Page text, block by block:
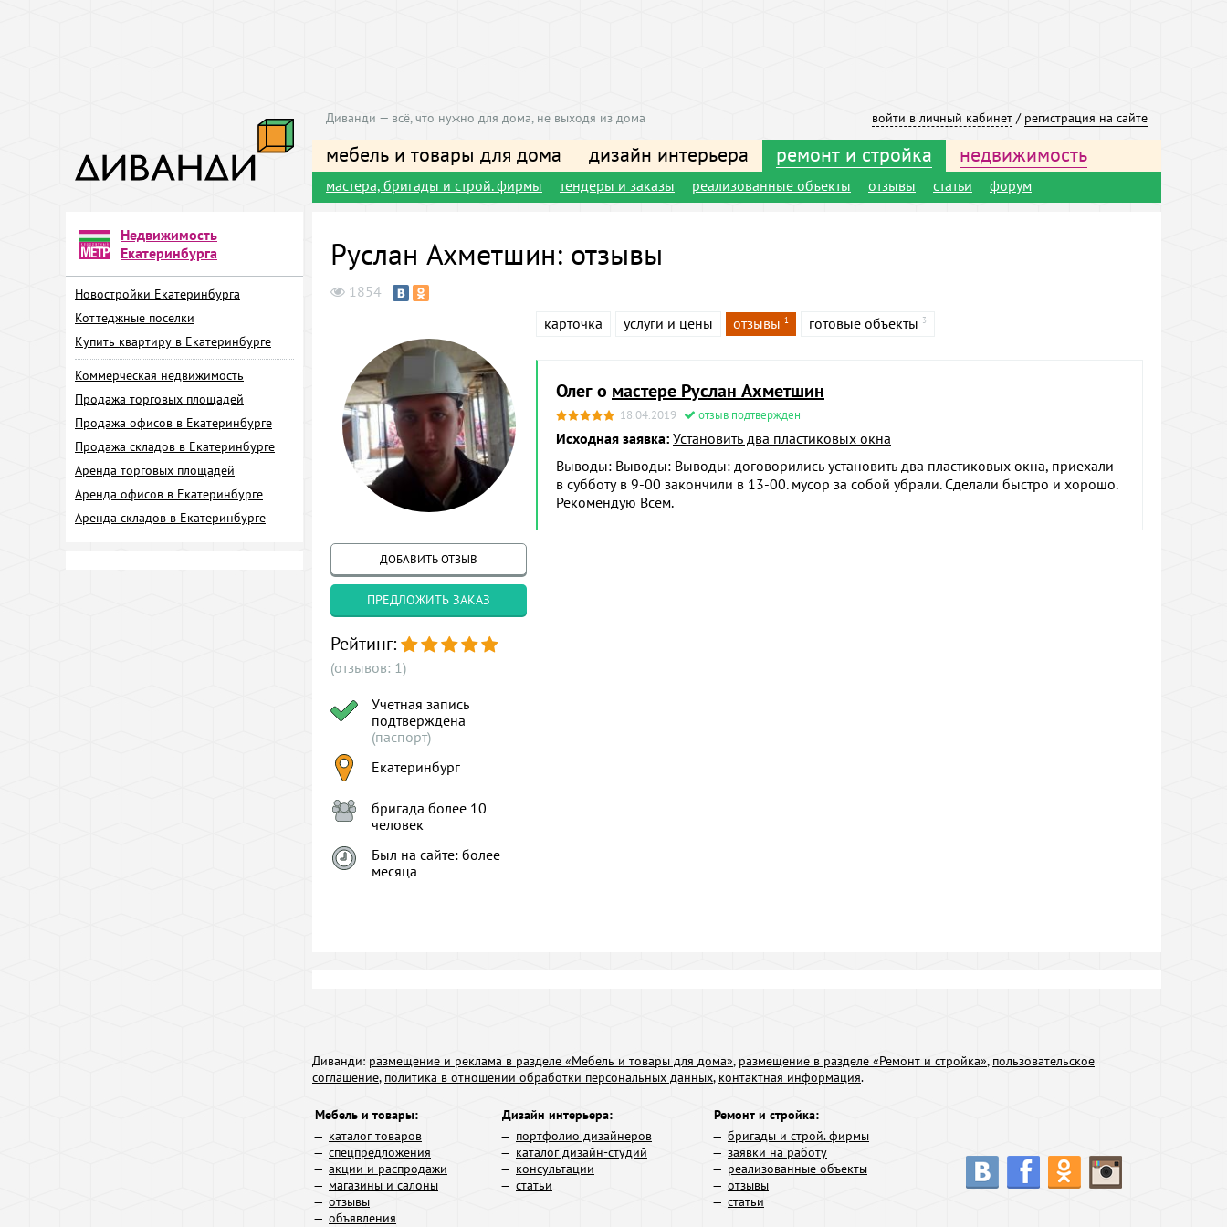
войти в личный кабинет / регистрация на сайте
Диванди — всё, что нужно для дома, не выходя из дома
мебель и товары для дома дизайн интерьера ремонт и стройка недвижимость
мастера, бригады и строй. фирмы тендеры и заказы реализованные объекты отзывы статьи форум
Недвижимость
Екатеринбурга
Новостройки Екатеринбурга
Коттеджные поселки
Купить квартиру в Екатеринбурге
Коммерческая недвижимость
Продажа торговых площадей
Продажа офисов в Екатеринбурге
Продажа складов в Екатеринбурге
Аренда торговых площадей
Аренда офисов в Екатеринбурге
Аренда складов в Екатеринбурге
Руслан Ахметшин: отзывы
1854
ДОБАВИТЬ ОТЗЫВ
ПРЕДЛОЖИТЬ ЗАКАЗ
Рейтинг:
(отзывов: 1)
Учетная запись
подтверждена
(паспорт)
Екатеринбург
бригада более 10
человек
Был на сайте: более
месяца
карточка услуги и цены отзывы 1 готовые объекты 3
Олег о мастере Руслан Ахметшин
18.04.2019 отзыв подтвержден
Исходная заявка: Установить два пластиковых окна
Выводы: Выводы: Выводы: договорились установить два пластиковых окна, приехали
в субботу в 9-00 закончили в 13-00. мусор за собой убрали. Сделали быстро и хорошо.
Рекомендую Всем.
Диванди: размещение и реклама в разделе «Мебель и товары для дома», размещение в разделе «Ремонт и стройка», пользовательское
соглашение, политика в отношении обработки персональных данных, контактная информация.
Мебель и товары:
каталог товаров
спецпредложения
акции и распродажи
магазины и салоны
отзывы
объявления
Дизайн интерьера:
портфолио дизайнеров
каталог дизайн-студий
консультации
статьи
Ремонт и стройка:
бригады и строй. фирмы
заявки на работу
реализованные объекты
отзывы
статьи